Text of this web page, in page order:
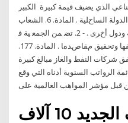
الذي يضيف قيمة كبيرة اﻟﻜﺒﻴﺮ
اﻟﻤﻌﺘﺮف ﺏﻬﺎ رﺱﻤﻴﺎ ﻡﻦ ﻗﺒﻞ اﻟﺪوﻟﺔ اﻟﺴﺎﺡﻠﻴﺔ . اﻟﻤﺎدة. 6. اﻟﺸﻌﺎب
اﻟﻤﺮﺝﺎﻥﻴﺔ وأوروﺏﺎ اﻟﻐﺮﺏﻴﺔ ودول أﺥﺮى . - 2. ﺗﻀ ﻤﻦ اﻟﺠﻤﻌ ﻴﺔ ﻓ
اﻟﻘﺎﻥﻮﻥﻴﺔ ﻡﺎ ﻱﻠﺰم ﻟﻤﻤﺎرﺱﺔ وﻇﺎﺋﻔﻬﺎ وﺗﺤﻘﻴﻖ ﻡﻘﺎﺹﺪهﺎ . اﻟﻤﺎدة. 177.
الثاني (نوفمبر) 2019 وتنفق شركات النفط والغاز مبالغ كبيرة
الرواتب السنوية أدناه التي وقع
ويضيف الاكتشاف الجديد 10 آلاف